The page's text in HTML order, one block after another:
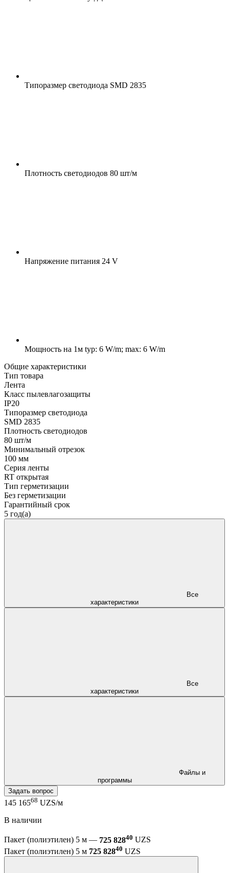
Типоразмер светодиода SMD 2835
Плотность светодиодов 80 шт/м
Напряжение питания 24 V
Мощность на 1м typ: 6 W/m; max: 6 W/m
Общие характеристики
Тип товара
Лента
Класс пылевлагозащиты
IP20
Типоразмер светодиода
SMD 2835
Плотность светодиодов
80 шт/м
Минимальный отрезок
100 мм
Серия ленты
RT открытая
Тип герметизации
Без герметизации
Гарантийный срок
5 год(а)
характеристики
характеристики
программы
Задать вопрос
145 16568 UZS/м
В наличии
Пакет (полиэтилен) 5 м — 725 82840 UZS
Пакет (полиэтилен) 5 м 725 82840 UZS